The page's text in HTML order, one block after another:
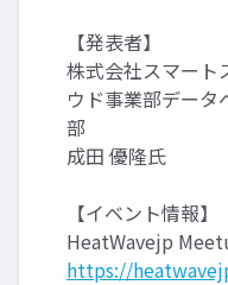
【発表者】
株式会社スマート
ウド事業部データ
部
成田 優隆氏
【イベント情報】
HeatWavejp
https://